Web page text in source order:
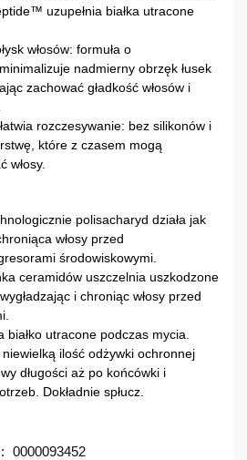
uzupełnia białka utracone
włosów: formuła o
nadmierny obrzęk łusek
zachować gładkość włosów i
rozczesywanie: bez silikonów i
które z czasem mogą
włosy.
polisacharyd działa jak
włosy przed
środowiskowymi.
ceramidów uszczelnia uszkodzone
i chroniąc włosy przed
utracone podczas mycia.
niewielką ilość odżywki ochronnej
długości aż po końcówki i
Dokładnie spłucz.
0000093452